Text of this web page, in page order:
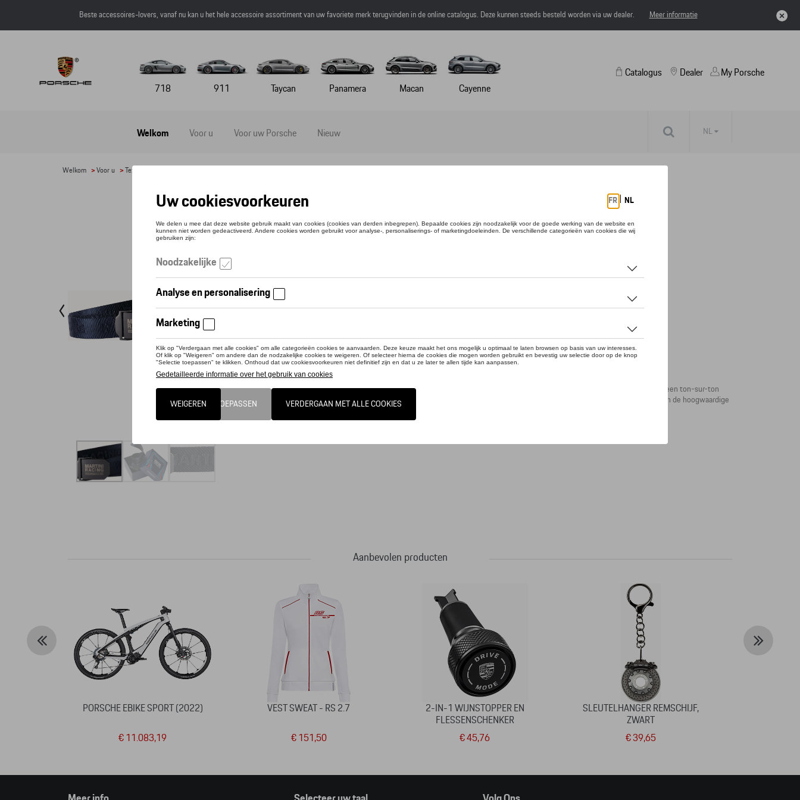
Beste accessoires-lovers, vanaf nu kan u het hele accessoire assortiment van uw favoriete merk terugvinden in de online catalogus. Deze kunnen steeds besteld worden via uw dealer. Meer informatie
718 911 Taycan Panamera Macan Cayenne
Catalogus
Welkom Voor u Voor uw Porsche Nieuw
Dealer My Porsche
NL
Welkom >Voor u >Textiel
RIEM - MARTINI RACING - 110
Referentie: WAP5601100P0MR
Riem - Martini Racing - 110
Riem - Martini Racing - 125
Contacteer uw dealer voor beschikbaarheid
Dit product is momenteel niet op stock
Perfect voor racefans: De moderne riem uit de iconische MARTINI RACING® Collection maakt indruk met een bewust strak design, een ton-sur-ton
geweven collectielogo en de iconische MARTINI RACING®-strepen op de buitenrand. De riem is traploos verstelbaar met behulp van de hoogwaardige
Aanbevolen producten
PORSCHE EBIKE SPORT (2022)
€ 11.083,19
VEST SWEAT - RS 2.7
€ 151,50
2-IN-1 WIJNSTOPPER EN
FLESSENSCHENKER
€ 45,76
SLEUTELHANGER REMSCHIJF,
ZWART
€ 39,65